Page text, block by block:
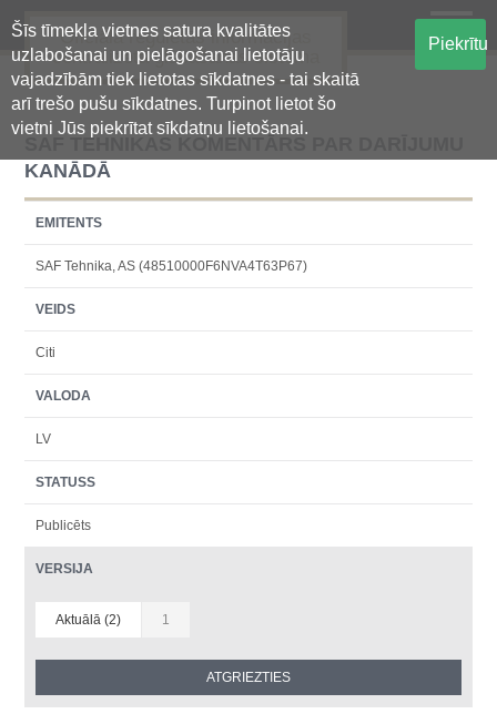
Šīs tīmekļa vietnes satura kvalitātes
uzlabošanai un pielāgošanai lietotāju
vajadzībām tiek lietotas sīkdatnes - tai skaitā
arī trešo pušu sīkdatnes. Turpinot lietot šo
vietni Jūs piekrītat sīkdatņu lietošanai.
Piekrītu
Oficiālā regulētās informācijas
centralizētā glabāšanas sistēma
SAF TEHNIKAS KOMENTĀRS PAR DARĪJUMU
KANĀDĀ
EMITENTS
SAF Tehnika, AS (48510000F6NVA4T63P67)
VEIDS
Citi
VALODA
LV
STATUSS
Publicēts
VERSIJA
Aktuālā (2) 1